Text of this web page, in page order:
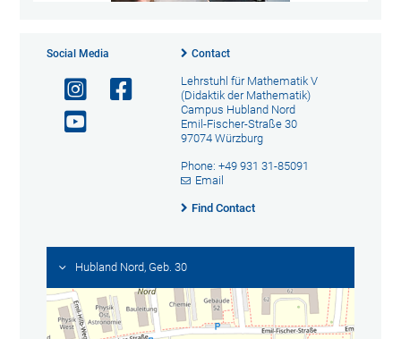
Social Media Contact
Lehrstuhl für Mathematik V
(Didaktik der Mathematik)
Campus Hubland Nord
Emil-Fischer-Straße 30
97074 Würzburg
Phone: +49 931 31-85091
Email
Find Contact
Hubland Nord, Geb. 30